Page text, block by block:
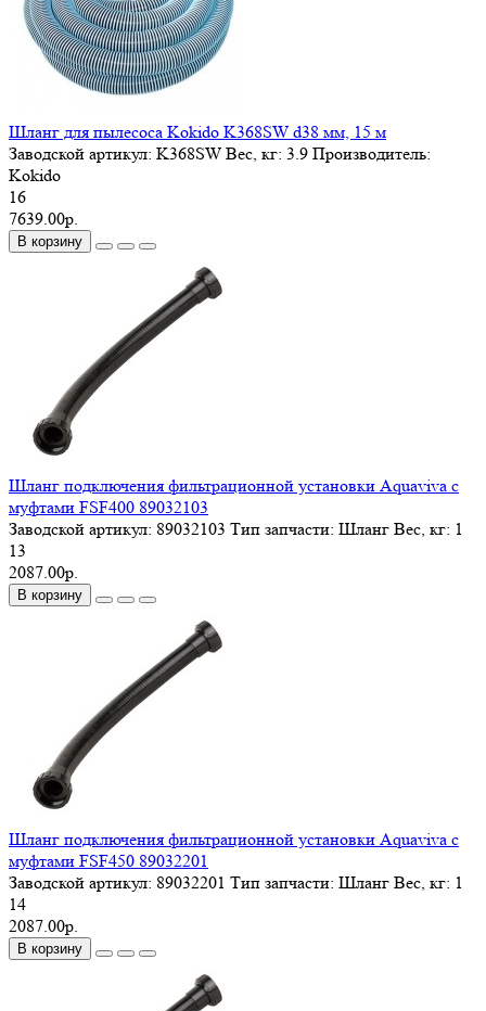
Шланг для пылесоса Kokido K368SW d38 мм, 15 м
Заводской артикул: K368SW Вес, кг: 3.9 Производитель:
Kokido
16
7639.00р.
В корзину
Шланг подключения фильтрационной установки Aquaviva с
муфтами FSF400 89032103
Заводской артикул: 89032103 Тип запчасти: Шланг Вес, кг: 1
13
2087.00р.
В корзину
Шланг подключения фильтрационной установки Aquaviva с
муфтами FSF450 89032201
Заводской артикул: 89032201 Тип запчасти: Шланг Вес, кг: 1
14
2087.00р.
В корзину